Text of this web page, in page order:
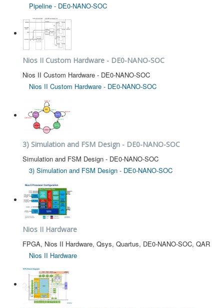
Pipeline - DE0-NANO-SOC
Nios II Custom Hardware - DE0-NANO-SOC
Nios II Custom Hardware - DE0-NANO-SOC
Nios II Custom Hardware - DE0-NANO-SOC
3) Simulation and FSM Design - DE0-NANO-SOC
Simulation and FSM Design - DE0-NANO-SOC
3) Simulation and FSM Design - DE0-NANO-SOC
Nios II Hardware
FPGA, Nios II Hardware, Qsys, Quartus, DE0-NANO-SOC, QAR
Nios II Hardware